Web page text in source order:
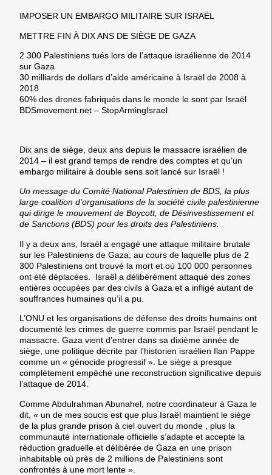
IMPOSER UN EMBARGO MILITAIRE SUR ISRAËL
METTRE FIN À DIX ANS DE SIÈGE DE GAZA
2 300 Palestiniens tués lors de l’attaque israélienne de 2014
sur Gaza
30 milliards de dollars d’aide américaine à Israël de 2008 à
2018
60% des drones fabriqués dans le monde le sont par Israël
BDSmovement.net – StopArmingIsrael
Dix ans de siège, deux ans depuis le massacre israélien de
2014 – il est grand temps de rendre des comptes et qu’un
embargo militaire à double sens soit lancé sur Israël !
Un message du Comité National Palestinien de BDS, la plus
large coalition d’organisations de la société civile palestinienne
qui dirige le mouvement de Boycott, de Désinvestissement et
de Sanctions (BDS) pour les droits des Palestiniens.
Il y a deux ans, Israël a engagé une attaque militaire brutale
sur les Palestiniens de Gaza, au cours de laquelle plus de 2
300 Palestiniens ont trouvé la mort et où 100 000 personnes
ont été déplacées. Israël a délibérément attaqué des zones
entières occupées par des civils à Gaza et a infligé autant de
souffrances humaines qu’il a pu.
L’ONU et les organisations de défense des droits humains ont
documenté les crimes de guerre commis par Israël pendant le
massacre. Gaza vient d’entrer dans sa dixième année de
siège, une politique décrite par l’historien israélien Ilan Pappe
comme un « génocide progressif ». Le siège a presque
complètement empêché une reconstruction significative depuis
l’attaque de 2014.
Comme Abdulrahman Abunahel, notre coordinateur à Gaza le
dit, « un de mes soucis est que plus Israël maintient le siège
de la plus grande prison à ciel ouvert du monde , plus la
communauté internationale officielle s’adapte et accepte la
réduction graduelle et délibérée de Gaza en une prison
inhabitable où près de 2 millions de Palestiniens sont
confrontés à une mort lente ».